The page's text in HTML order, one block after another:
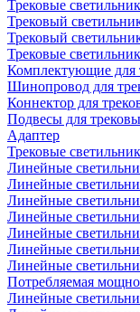
Трековые
Трековый
Трековый
Трековые
Комплектующие для
Шинопровод для
Коннектор для
Подвесы для
Адаптер
Трековые
Линейные
Линейные
Линейные
Линейные
Линейные
Линейные
Линейные
Потребляемая
Линейные